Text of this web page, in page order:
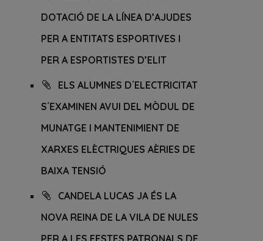
DOTACIÓ DE LA LÍNEA D’AJUDES
PER A ENTITATS ESPORTIVES I
PER A ESPORTISTES D’ELIT
ELS ALUMNES D´ELECTRICITAT
S´EXAMINEN AVUI DEL MÒDUL DE
MUNATGE I MANTENIMIENT DE
XARXES ELÈCTRIQUES AÈRIES DE
BAIXA TENSIÓ
CANDELA LUCAS JA ÉS LA
NOVA REINA DE LA VILA DE NULES
PER A LES FESTES PATRONALS DE